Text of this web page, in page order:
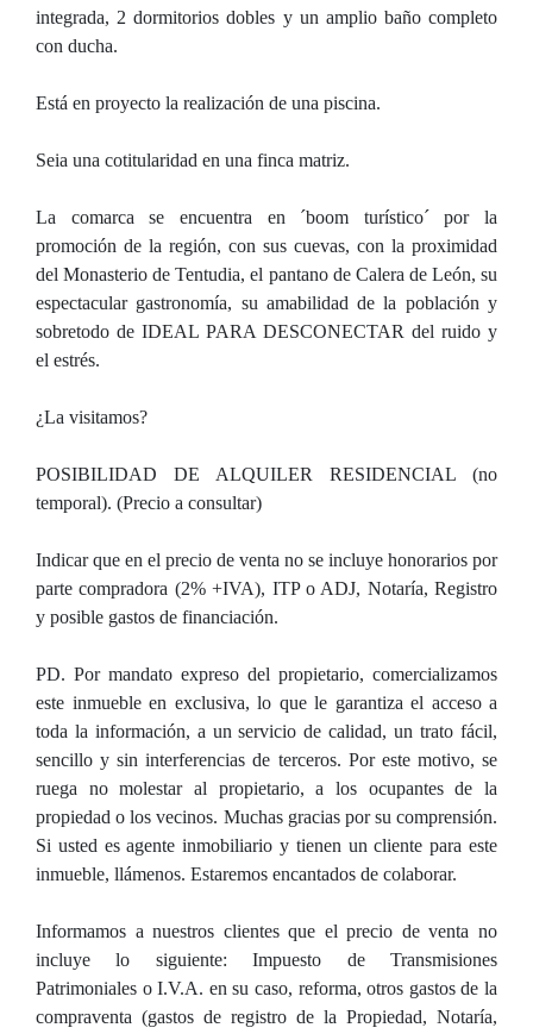
integrada, 2 dormitorios dobles y un amplio baño completo
con ducha.
Está en proyecto la realización de una piscina.
Seia una cotitularidad en una finca matriz.
La comarca se encuentra en ´boom turístico´ por la
promoción de la región, con sus cuevas, con la proximidad
del Monasterio de Tentudia, el pantano de Calera de León, su
espectacular gastronomía, su amabilidad de la población y
sobretodo de IDEAL PARA DESCONECTAR del ruido y
el estrés.
¿La visitamos?
POSIBILIDAD DE ALQUILER RESIDENCIAL (no
temporal). (Precio a consultar)
Indicar que en el precio de venta no se incluye honorarios por
parte compradora (2% +IVA), ITP o ADJ, Notaría, Registro
y posible gastos de financiación.
PD. Por mandato expreso del propietario, comercializamos
este inmueble en exclusiva, lo que le garantiza el acceso a
toda la información, a un servicio de calidad, un trato fácil,
sencillo y sin interferencias de terceros. Por este motivo, se
ruega no molestar al propietario, a los ocupantes de la
propiedad o los vecinos. Muchas gracias por su comprensión.
Si usted es agente inmobiliario y tienen un cliente para este
inmueble, llámenos. Estaremos encantados de colaborar.
Informamos a nuestros clientes que el precio de venta no
incluye lo siguiente: Impuesto de Transmisiones
Patrimoniales o I.V.A. en su caso, reforma, otros gastos de la
compraventa (gastos de registro de la Propiedad, Notaría,